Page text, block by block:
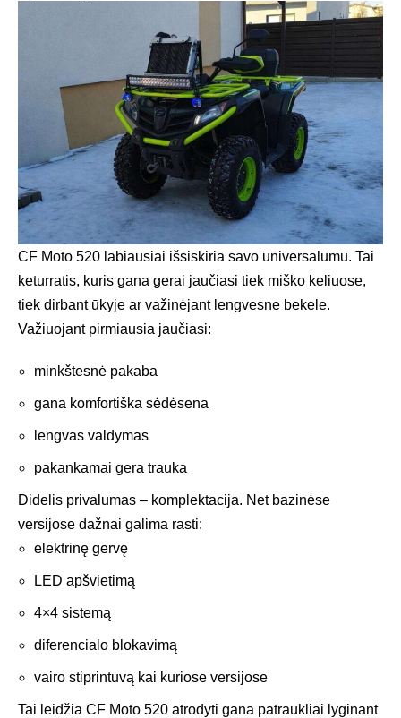
CF Moto 520 labiausiai išsiskiria savo universalumu. Tai
keturratis, kuris gana gerai jaučiasi tiek miško keliuose,
tiek dirbant ūkyje ar važinėjant lengvesne bekele.
Važiuojant pirmiausia jaučiasi:
minkštesnė pakaba
gana komfortiška sėdėsena
lengvas valdymas
pakankamai gera trauka
Didelis privalumas – komplektacija. Net bazinėse
versijose dažnai galima rasti:
elektrinę gervę
LED apšvietimą
4×4 sistemą
diferencialo blokavimą
vairo stiprintuvą kai kuriose versijose
Tai leidžia CF Moto 520 atrodyti gana patraukliai lyginant